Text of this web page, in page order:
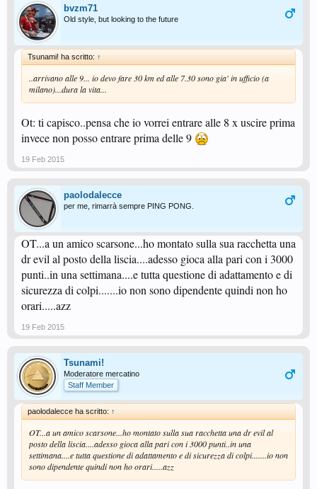
bvzm71
Old style, but looking to the future
Tsunami! ha scritto: ↑
..arrivano alle 9... io devo fare 30 km ed alle 7.30 sono gia' in ufficio (a
milano)...dura la vita...
Ot: ti capisco..pensa che io vorrei entrare alle 8 x uscire prima
invece non posso entrare prima delle 9
19 Feb 2015
paolodalecce
per me, rimarrà sempre PING PONG.
OT...a un amico scarsone...ho montato sulla sua racchetta una
dr evil al posto della liscia....adesso gioca alla pari con i 3000
punti..in una settimana....e tutta questione di adattamento e di
sicurezza di colpi.......io non sono dipendente quindi non ho
orari.....azz
19 Feb 2015
Tsunami!
Moderatore mercatino
Staff Member
paolodalecce ha scritto: ↑
OT...a un amico scarsone...ho montato sulla sua racchetta una dr evil al
posto della liscia....adesso gioca alla pari con i 3000 punti..in una
settimana....e tutta questione di adattamento e di sicurezza di colpi.......io non
sono dipendente quindi non ho orari.....azz